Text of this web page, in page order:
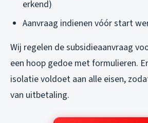
erkend)
Aanvraag indienen vóór start
Wij regelen de subsidieaanvraag
een hoop gedoe met formulieren.
isolatie voldoet aan alle eisen,
van uitbetaling.